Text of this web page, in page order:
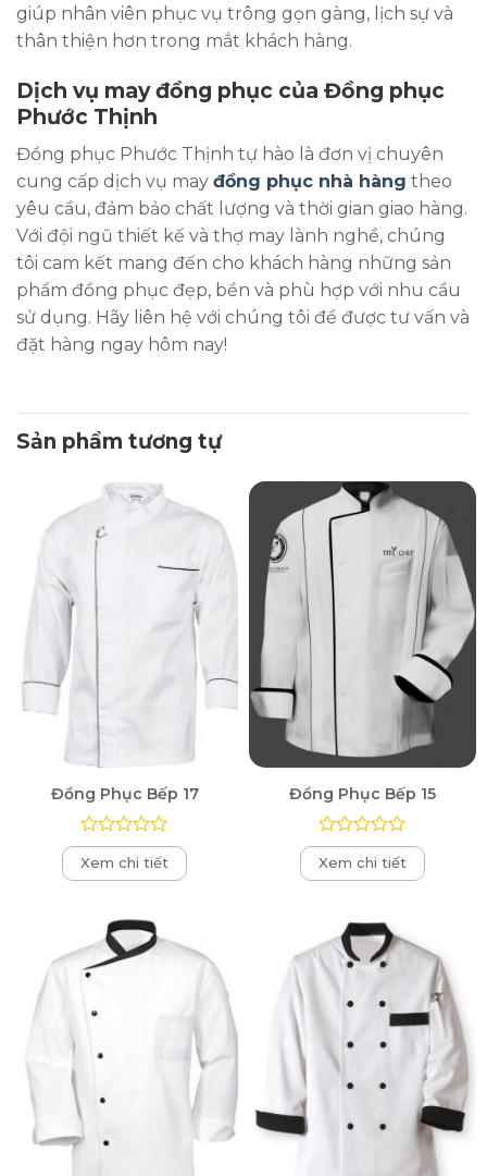
giúp nhân viên phục vụ trông gọn gàng, lịch sự và
thân thiện hơn trong mắt khách hàng.
Dịch vụ may đồng phục của Đồng phục
Phước Thịnh
Đồng phục Phước Thịnh tự hào là đơn vị chuyên
cung cấp dịch vụ may đồng phục nhà hàng theo
yêu cầu, đảm bảo chất lượng và thời gian giao hàng.
Với đội ngũ thiết kế và thợ may lành nghề, chúng
tôi cam kết mang đến cho khách hàng những sản
phẩm đồng phục đẹp, bền và phù hợp với nhu cầu
sử dụng. Hãy liên hệ với chúng tôi để được tư vấn và
đặt hàng ngay hôm nay!
Sản phẩm tương tự
Đồng Phục Bếp 17
Được
xếp
hạng
sao
Xem chi tiết
Đồng Phục Bếp 15
Được
xếp
hạng
sao
Xem chi tiết